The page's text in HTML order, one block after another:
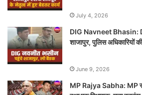
July 4, 2026
DIG Navneet Bhasin:
शाजापुर, पुलिस अधिकारियों
June 9, 2026
MP Rajya Sabha: MP